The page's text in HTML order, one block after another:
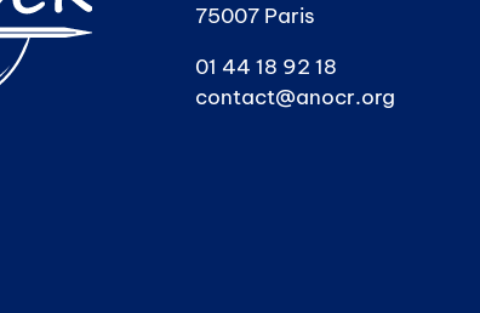
75007 Paris
01 44 18 92 18
contact@anocr.org